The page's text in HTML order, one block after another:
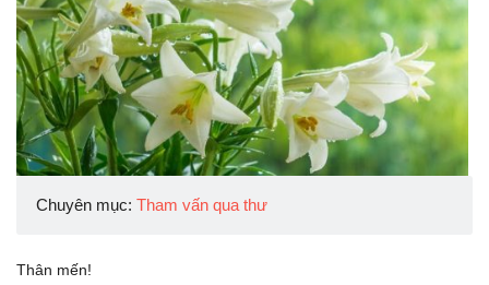
Chuyên mục: Tham vấn qua thư
Thân mến!